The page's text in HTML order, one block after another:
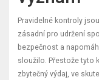
Pravidelné kontroly
zásadní pro udržení
bezpečnost a
sloužilo. Přestože tyto
zbytečný výdaj, ve